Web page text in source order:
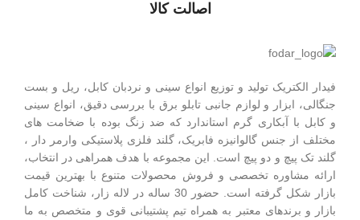
اصالت کالا
فیدار الکتریک توليد و توزیع انواع سینی و نردبان کابل، ریل و بست
جنگالی، ابزار و لوازم جانبی تابلو برق با بررسی دقیق، انواع سینی
و کابل با آبکاری گرم استاندارد که ضد زنگ بوده با ضخامت های
مختلف از جنس گالوانیزه فابریک، گلند فلزی پلاستيکی وارمر دار ،
گلند تک پيچ و دو پيچ است. این مجموعه با هدف همراهی در انتخاب،
ارائه مشاوره تخصصی و فروش محصولات متنوع با بهترین قیمت
بازار شکل گرفته است. حضور 30 ساله در لاله زار، شناخت کامل
بازار و برندهای معتبر به همراه تیم پشتیبانی قوی و متخصص به ما